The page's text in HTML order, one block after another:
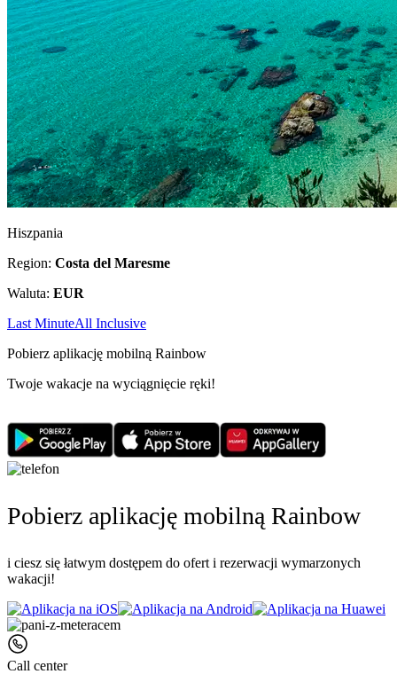
Hiszpania
Region: Costa del Maresme
Waluta: EUR
Last MinuteAll Inclusive
Pobierz aplikację mobilną Rainbow
Twoje wakacje na wyciągnięcie ręki!
Pobierz aplikację mobilną Rainbow
i ciesz się łatwym dostępem do ofert i rezerwacji wymarzonych
wakacji!
Call center